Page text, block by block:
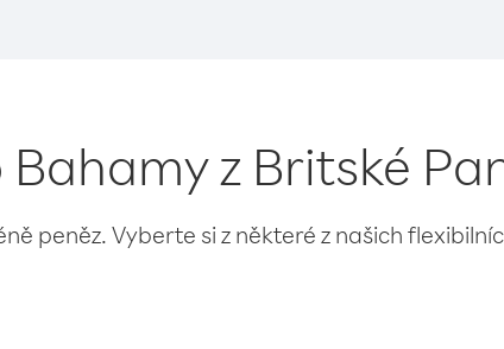
z Britské
peněz. Vyberte si z některé z našich